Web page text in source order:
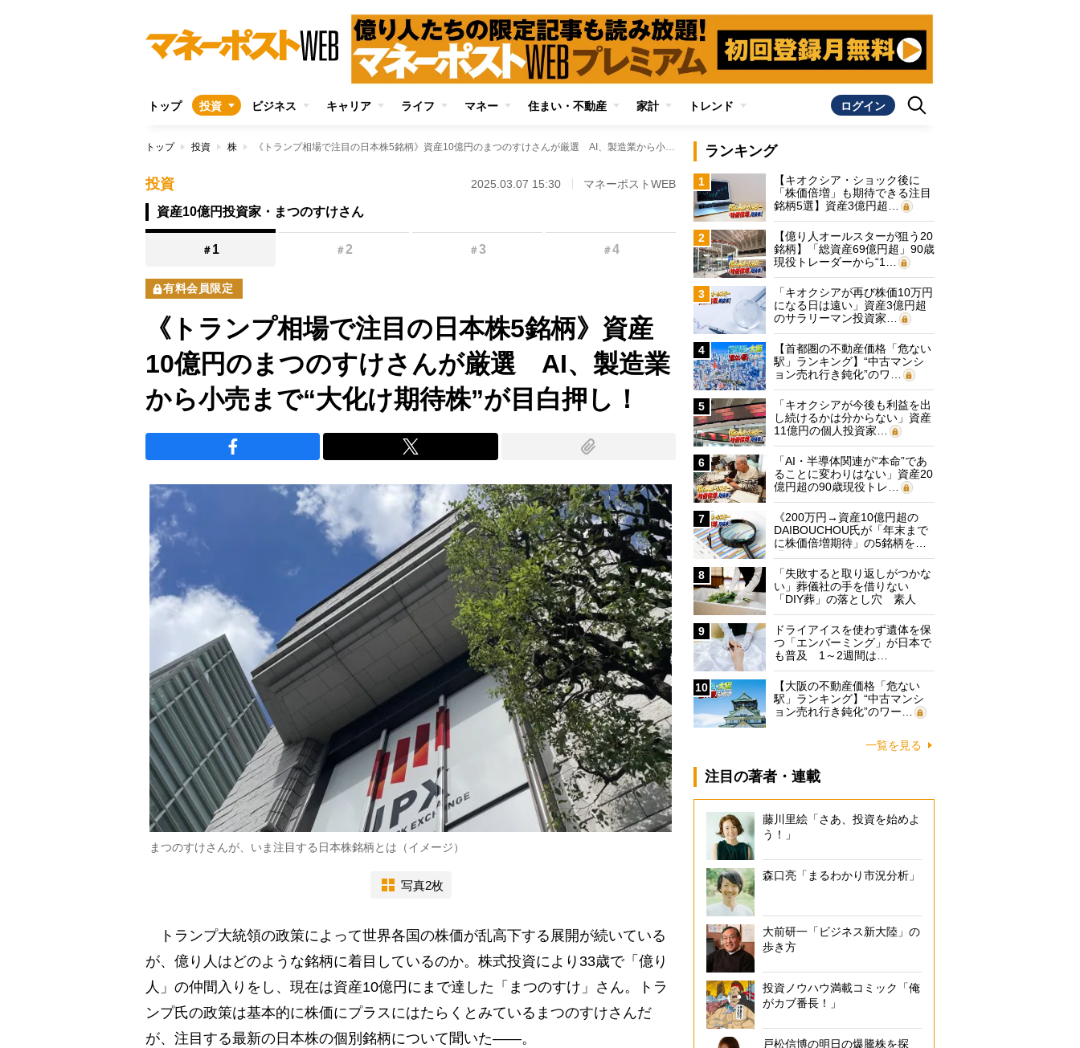
トップ 投資 ビジネス キャリア ライフ マネー 住まい・不動産 家計 トレンド ログイン
トップ 投資 株 《トランプ相場で注目の日本株5銘柄》資産10億円のまつのすけさんが厳選 AI、製造業から小売まで“大化け期待株”が目白押し！
投資 2025.03.07 15:30 マネーポストWEB
資産10億円投資家・まつのすけさん
＃ 1 ＃2 ＃3 ＃4
有料会員限定
《トランプ相場で注目の日本株5銘柄》資産
10億円のまつのすけさんが厳選 AI、製造業
から小売まで“大化け期待株”が目白押し！
まつのすけさんが、いま注目する日本株銘柄とは（イメージ）
写真2枚
トランプ大統領の政策によって世界各国の株価が乱高下する展開が続いている
が、億り人はどのような銘柄に着目しているのか。株式投資により33歳で「億り
人」の仲間入りをし、現在は資産10億円にまで達した「まつのすけ」さん。トラ
ンプ氏の政策は基本的に株価にプラスにはたらくとみているまつのすけさんだ
が、注目する最新の日本株の個別銘柄について聞いた――。
ランキング
1
【キオクシア・ショック後に
「株価倍増」も期待できる注目
銘柄5選】資産3億円超…
2
【億り人オールスターが狙う20
銘柄】「総資産69億円超」90歳
現役トレーダーから“1…
3
「キオクシアが再び株価10万円
になる日は遠い」資産3億円超
のサラリーマン投資家…
4
【首都圏の不動産価格「危ない
駅」ランキング】“中古マンシ
ョン売れ行き鈍化”のワ…
5
「キオクシアが今後も利益を出
し続けるかは分からない」資産
11億円の個人投資家…
6
「AI・半導体関連が“本命”であ
ることに変わりはない」資産20
億円超の90歳現役トレ…
7
《200万円→資産10億円超の
DAIBOUCHOU氏が「年末まで
に株価倍増期待」の5銘柄を…
8
「失敗すると取り返しがつかな
い」葬儀社の手を借りない
「DIY葬」の落とし穴 素人
に…
9
ドライアイスを使わず遺体を保
つ「エンバーミング」が日本で
も普及 1～2週間は…
10
【大阪の不動産価格「危ない
駅」ランキング】“中古マンシ
ョン売れ行き鈍化”のワー…
一覧を見る
注目の著者・連載
藤川里絵「さあ、投資を始めよ
う！」
森口亮「まるわかり市況分析」
大前研一「ビジネス新大陸」の
歩き方
投資ノウハウ満載コミック「俺
がカブ番長！」
戸松信博の明日の爆騰株を探